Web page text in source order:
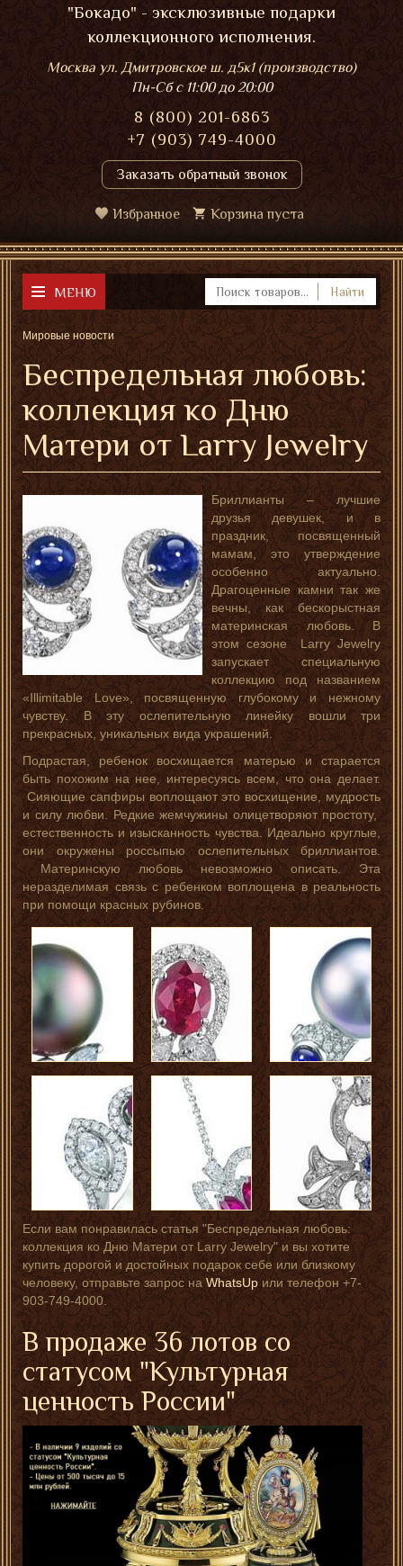
"Бокадо" - эксклюзивные подарки
коллекционного исполнения.
Москва ул. Дмитровское ш. д5к1 (производство)
Пн-Сбс 11:00 до 20:00
8 (800) 201-6863
+7 (903) 749-4000
Заказать обратный звонок
Избранное Корзина пуста
МЕНЮ Найти
Мировые новости
Беспредельная любовь:
коллекция ко Дню
Матери от Larry Jewelry
Бриллианты – лучшие
друзья девушек, и в
праздник, посвященный
мамам, это утверждение
особенно актуально.
Драгоценные камни так же
вечны, как бескорыстная
материнская любовь. В
этом сезоне Larry Jewelry
запускает специальную
коллекцию под названием
«Illimitable Love», посвященную глубокому и нежному
чувству. В эту ослепительную линейку вошли три
прекрасных, уникальных вида украшений.
Подрастая, ребенок восхищается матерью и старается
быть похожим на нее, интересуясь всем, что она делает.
Сияющие сапфиры воплощают это восхищение, мудрость
и силу любви. Редкие жемчужины олицетворяют простоту,
естественность и изысканность чувства. Идеально круглые,
они окружены россыпью ослепительных бриллиантов.
Материнскую любовь невозможно описать. Эта
неразделимая связь с ребенком воплощена в реальность
при помощи красных рубинов.
Если вам понравилась статья "Беспредельная любовь:
коллекция ко Дню Матери от Larry Jewelry" и вы хотите
купить дорогой и достойных подарок себе или близкому
человеку, отправьте запрос наWhatsUpили телефон +7-
903-749-4000.
В продаже 36 лотов со
статусом "Культурная
ценность России"